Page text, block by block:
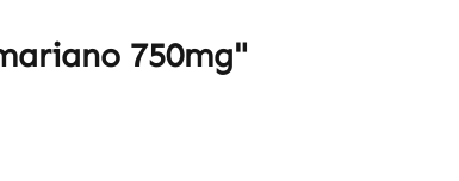
750mg"